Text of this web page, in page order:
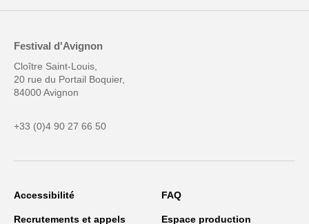
Festival d'Avignon
Cloître Saint-Louis,
20 rue du Portail Boquier,
84000 Avignon
+33 (0)4 90 27 66 50
Accessibilité FAQ
Recrutements et appels Espace production